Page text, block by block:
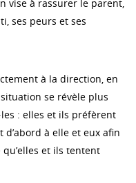
vise à rassurer le parent,
ses peurs et ses
à la direction, en
se révèle plus
: elles et ils préfèrent
d’abord à elle et eux afin
et ils tentent